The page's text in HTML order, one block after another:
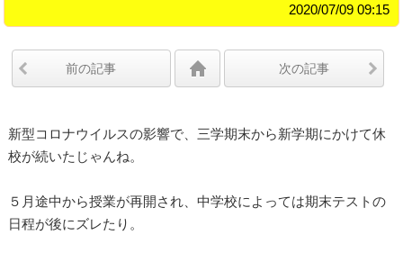
2020/07/09 09:15
前の記事 次の記事
新型コロナウイルスの影響で、三学期末から新学期にかけて休
校が続いたじゃんね。
５月途中から授業が再開され、中学校によっては期末テストの
日程が後にズレたり。